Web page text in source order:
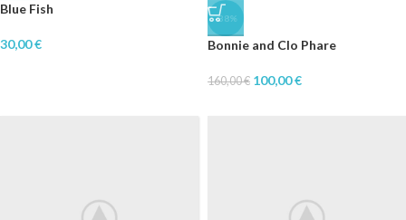
Blue Fish
30,00€
-38%
Bonnie and Clo Phare
160,00€ 100,00€